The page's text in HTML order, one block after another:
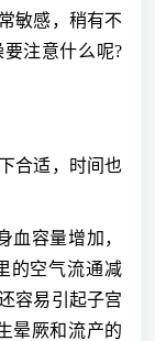
敏感，稍有不
注意什么呢?
合适，时间也
容量增加，
的空气流通减
容易引起子宫
晕厥和流产的